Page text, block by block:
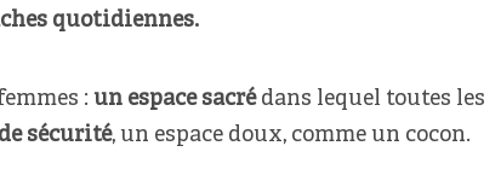
quotidiennes.
: un espace sacrédans lequel toutes les
sécurité, un espace doux, comme un cocon.